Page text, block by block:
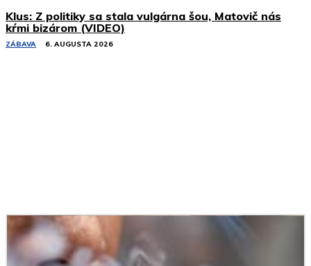
Klus: Z politiky sa stala vulgárna šou, Matovič nás
kŕmi bizárom (VIDEO)
ZÁBAVA 6. AUGUSTA 2026